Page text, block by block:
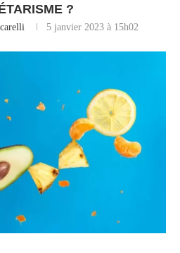
?
5 janvier 2023 à 15h02